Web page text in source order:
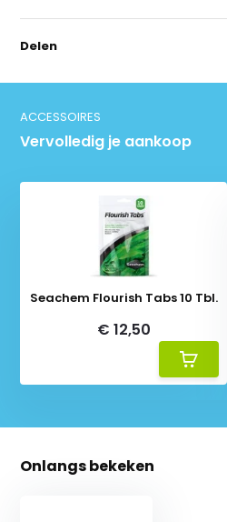
Delen
ACCESSOIRES
Vervolledig je aankoop
Seachem Flourish Tabs 10 Tbl.
€ 12,50
Onlangs bekeken